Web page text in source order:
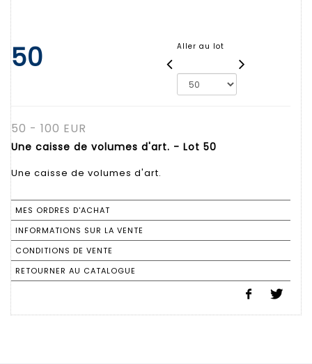
50 Aller au lot
50 - 100 EUR
Une caisse de volumes d'art. - Lot 50
Une caisse de volumes d'art.
MES ORDRES D'ACHAT
INFORMATIONS SUR LA VENTE
CONDITIONS DE VENTE
RETOURNER AU CATALOGUE